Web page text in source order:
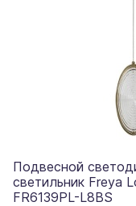
Подвесной
светильник Freya
FR6139PL-L8BS